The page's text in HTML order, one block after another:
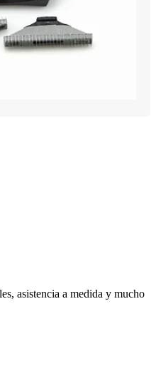
asistencia a medida y mucho